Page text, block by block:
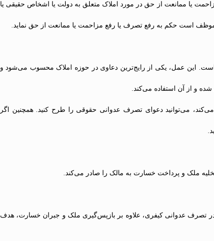
مزاحمت یا ممانعت از حق در مورد املاک متعلق به دولت یا اشخاص حقیقی یا
است حکم به رفع تصرف یا رفع مزاحمت یا ممانعت از حق نماید.
این عمل، یکی از رایج‌ترین دعاوی در حوزه املاک محسوب می‌شود و
و از آن استفاده می‌کند.
می‌توانید دعوای تصرف عدوانی حقوقی را طرح کنید. همچنین اگر
ملک و پرداخت خسارت به مالک را صادر می‌کند.
عدوانی کیفری، علاوه بر بازپس‌گیری ملک و جبران خسارت، هدف